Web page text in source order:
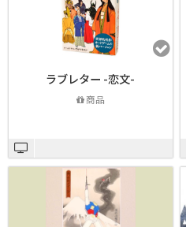
ラブレター -恋文-
商品